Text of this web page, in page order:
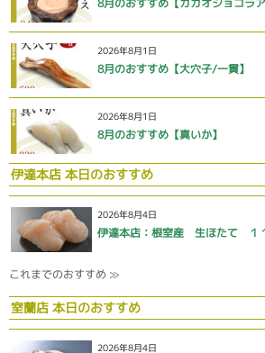
2026年8月1日
8月のおすすめ【大穴子/一貫】
2026年8月1日
8月のおすすめ【真いか】
伊達本店 本日のおすすめ
2026年8月4日
伊達本店：根室産 生ほたて １
これまでのおすすめ ≫
室蘭店 本日のおすすめ
2026年8月4日